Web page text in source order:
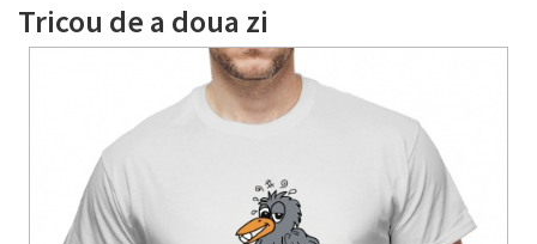
Tricou de a doua zi